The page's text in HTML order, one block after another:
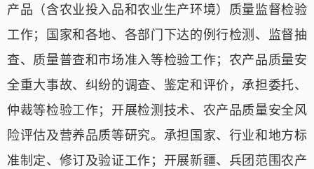
产品（含农业投入品和农业生产环境）质量监督检验
工作；国家和各地、各部门下达的例行检测、监督抽
查、质量普查和市场准入等检验工作；农产品质量安
全重大事故、纠纷的调查、鉴定和评价，承担委托、
仲裁等检验工作；开展检测技术、农产品质量安全风
险评估及营养品质等研究。承担国家、行业和地方标
准制定、修订及验证工作；开展新疆、兵团范围农产